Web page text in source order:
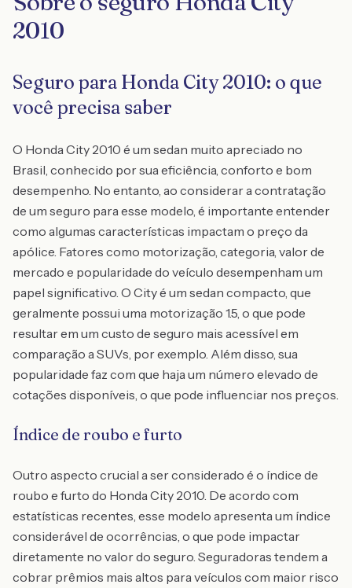
2010
Seguro para Honda City 2010: o que
você precisa saber
O Honda City 2010 é um sedan muito apreciado no
Brasil, conhecido por sua eficiência, conforto e bom
desempenho. No entanto, ao considerar a contratação
de um seguro para esse modelo, é importante entender
como algumas características impactam o preço da
apólice. Fatores como motorização, categoria, valor de
mercado e popularidade do veículo desempenham um
papel significativo. O City é um sedan compacto, que
geralmente possui uma motorização 1.5, o que pode
resultar em um custo de seguro mais acessível em
comparação a SUVs, por exemplo. Além disso, sua
popularidade faz com que haja um número elevado de
cotações disponíveis, o que pode influenciar nos preços.
Índice de roubo e furto
Outro aspecto crucial a ser considerado é o índice de
roubo e furto do Honda City 2010. De acordo com
estatísticas recentes, esse modelo apresenta um índice
considerável de ocorrências, o que pode impactar
diretamente no valor do seguro. Seguradoras tendem a
cobrar prêmios mais altos para veículos com maior risco